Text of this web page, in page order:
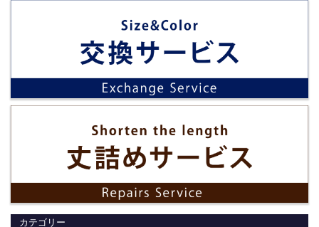
カテゴリー